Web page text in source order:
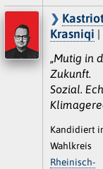
Krasniqi |
„Mutig in
Zukunft.
Sozial.
Kandidiert
Wahlkreis
Rheinisch-